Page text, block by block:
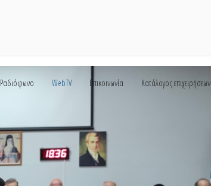
Ραδιόφωνο WebTV Επικοινωνία Κατάλογος επιχειρήσεων